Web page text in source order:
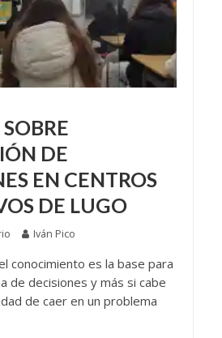
DE
EN CENTROS
DE LUGO
Iván Pico
conocimiento es la base para
de decisiones y más si cabe
de caer en un problema